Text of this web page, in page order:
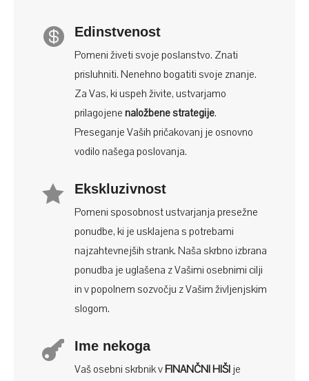
 Edinstvenost
Pomeni živeti svoje poslanstvo. Znati
prisluhniti. Nenehno bogatiti svoje znanje.
Za Vas, ki uspeh živite, ustvarjamo
prilagojene naložbene strategije.
Preseganje Vaših pričakovanj je osnovno
vodilo našega poslovanja.
 Ekskluzivnost
Pomeni sposobnost ustvarjanja presežne
ponudbe, ki je usklajena s potrebami
najzahtevnejših strank. Naša skrbno izbrana
ponudba je uglašena z Vašimi osebnimi cilji
in v popolnem sozvočju z Vašim življenjskim
slogom.
 Ime nekoga
Vaš osebni skrbnik vFINANČNI HIŠI je